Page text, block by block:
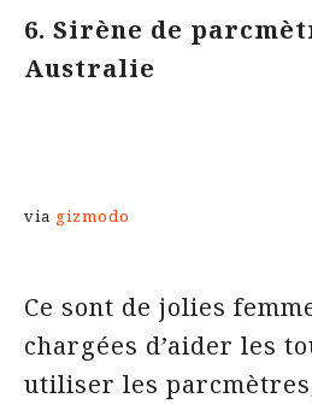
6. Sirène de
Australie
via gizmodo
Ce sont de jolies
chargées d’aider les
utiliser les